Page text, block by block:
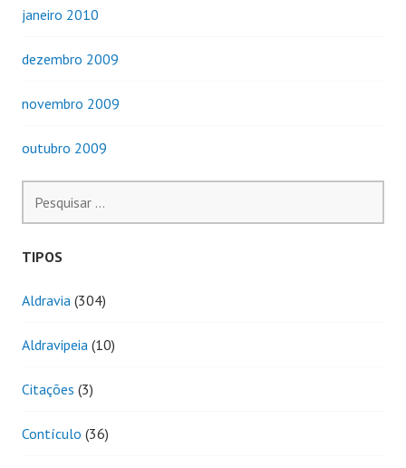
janeiro 2010
dezembro 2009
novembro 2009
outubro 2009
por:
TIPOS
Aldravia (304)
Aldravipeia (10)
Citações (3)
Contículo (36)